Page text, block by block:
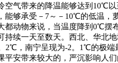
空气带来的降温能够达到10℃
能够承受－7～－10℃的低温
都动物来说，当温度降到0℃摆
持续一天至数天。西北、华北
2℃，南宁呈现为-2。1℃的极
平安带来较大的，严沉影响人